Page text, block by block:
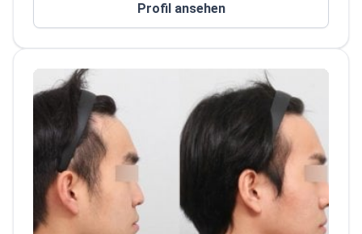
und Nasenchirurgie. Er ist auf Nasenchirurgie
Behandlungsplänen. Dr. Kim hat mehr als 6.000
ästhetische Eingriffe durchgeführt. Er bietet
sorgfältige Beratung und Nachsorge, um
sichere, natürlich wirkende Ergebnisse zu
gewährleisten.
Profil ansehen